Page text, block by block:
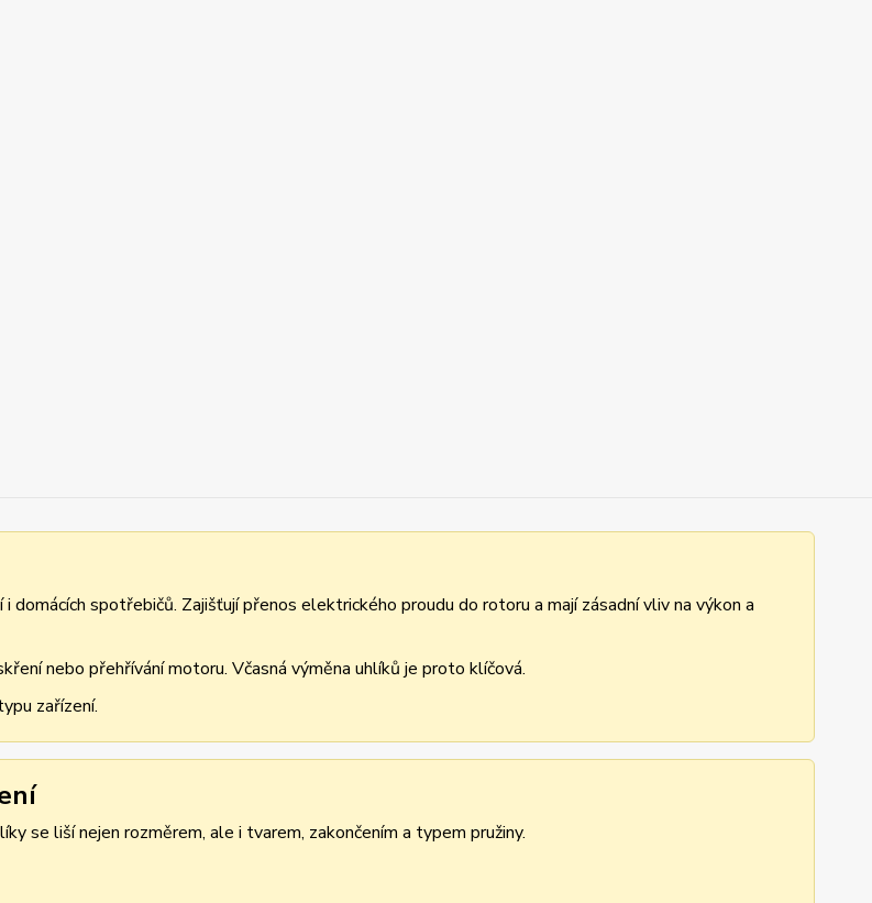
spotřebičů. Zajišťují přenos elektrického proudu do rotoru a mají zásadní vliv na výkon a
nebo přehřívání motoru. Včasná výměna uhlíků je proto klíčová.
zařízení.
se liší nejen rozměrem, ale i tvarem, zakončením a typem pružiny.